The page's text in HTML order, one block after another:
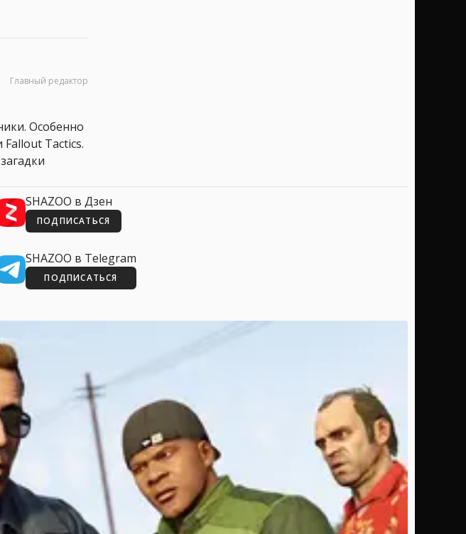
Главный редактор
Особенно
Tactics.
SHAZOO в Дзен
ПОДПИСАТЬСЯ
SHAZOO в Telegram
ПОДПИСАТЬСЯ